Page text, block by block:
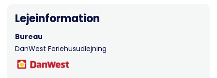
Lejeinformation
Bureau
DanWest Feriehusudlejning